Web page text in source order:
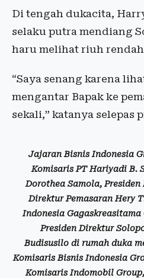
Di tengah dukacita,
selaku putra mendiang
haru melihat riuh
“Saya senang karena
mengantar Bapak ke
sekali,” katanya selepas
Jajaran Bisnis Indonesia
Komisaris PT Hariyadi B.
Dorothea Samola,
Direktur Pemasaran Hery
Indonesia Gagaskreasitama
Presiden Direktur
Budisusilo di rumah duka
Komisaris Bisnis Indonesia
Komisaris Indomobil